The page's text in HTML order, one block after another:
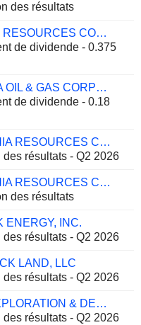
des résultats
MATADOR RESOURCES COMPANY
de dividende - 0.375
MAGNOLIA OIL & GAS CORPORATION
de dividende - 0.18
CALIFORNIA RESOURCES CORPORATION
des résultats - Q2 2026
CALIFORNIA RESOURCES CORPORATION
des résultats
ENERGY, INC.
des résultats - Q2 2026
LAND, LLC
des résultats - Q2 2026
PEYTO EXPLORATION & DEVELOPMENT CORP.
des résultats - Q2 2026